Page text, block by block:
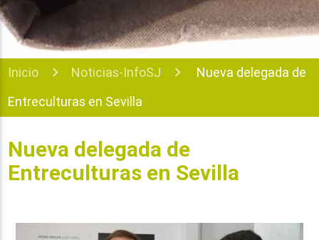
Inicio Noticias-InfoSJ
Nueva delegada de
Entreculturas en Sevilla
Nueva delegada de
Entreculturas en Sevilla